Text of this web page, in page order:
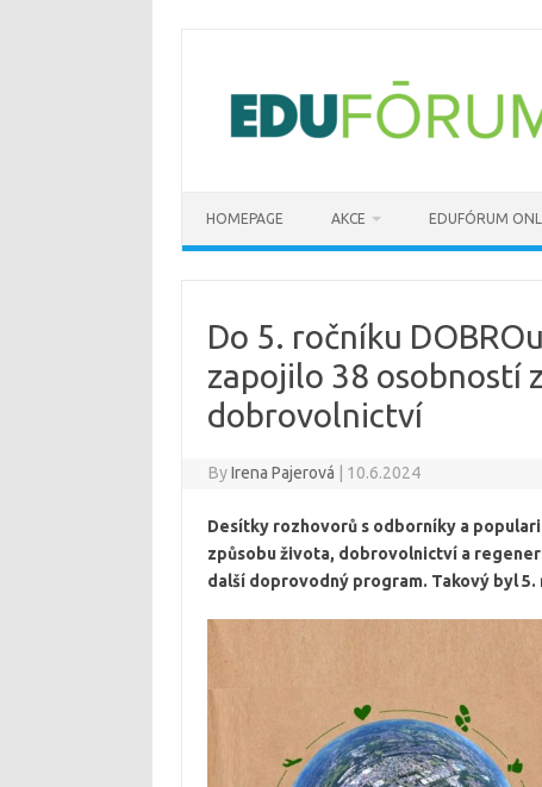
HOMEPAGE AKCE EDUFÓRUM
Do 5. ročníku
zapojilo 38 osobností
dobrovolnictví
ByIrena Pajerová 10.6.2024
Desítky rozhovorů s odborníky a
způsobu života, dobrovolnictví a
další doprovodný program. Takový byl